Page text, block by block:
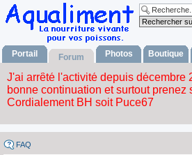
Portail Forum Photos Boutique
FAQ